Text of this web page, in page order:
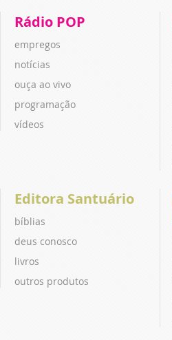
Rádio POP
empregos
notícias
ouça ao vivo
programação
vídeos
Editora Santuário
bíblias
deus conosco
livros
outros produtos